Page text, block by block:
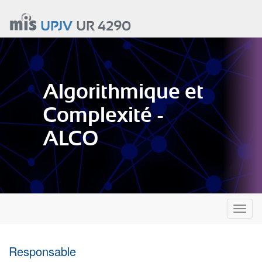
contenu
principal
UPJVUR 4290
Algorithmique et
Complexité -
ALCO
Responsable